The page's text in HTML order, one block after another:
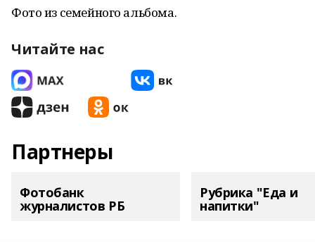
Фото из семейного альбома.
Читайте нас
Партнеры
Фотобанк
журналистов РБ
Рубрика "Еда и
напитки"